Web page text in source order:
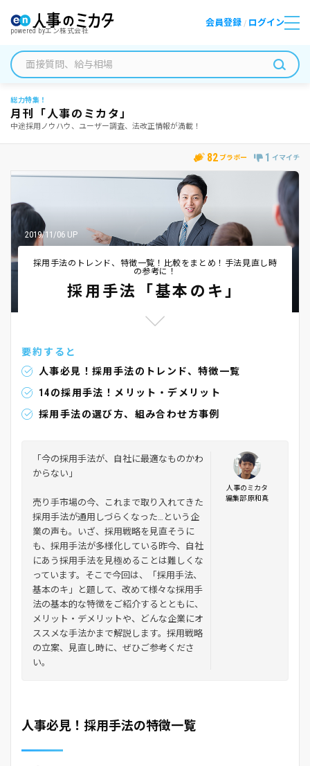
powered byエン株式会社
会員登録 / ログイン
総力特集！
月刊「人事のミカタ」
中途採用ノウハウ、ユーザー調査、法改正情報が満載！
82 ブラボー 1 イマイチ
2019/11/06 UP
採用手法のトレンド、特徴一覧！比較をまとめ！手法見直し時
の参考に！
採用手法「基本のキ」
要約すると
人事必見！採用手法のトレンド、特徴一覧
14の採用手法！メリット・デメリット
採用手法の選び方、組み合わせ方事例
「今の採用手法が、自社に最適なものかわ
からない」
売り手市場の今、これまで取り入れてきた
採用手法が通用しづらくなった…という企
業の声も。いざ、採用戦略を見直そうに
も、採用手法が多様化している昨今、自社
にあう採用手法を見極めることは難しくな
っています。そこで今回は、「採用手法、
基本のキ」と題して、改めて様々な採用手
法の基本的な特徴をご紹介するとともに、
メリット・デメリットや、どんな企業にオ
ススメな手法かまで解説します。採用戦略
の立案、見直し時に、ぜひご参考くださ
い。
人事のミカタ
編集部 原和真
人事必見！採用手法の特徴一覧